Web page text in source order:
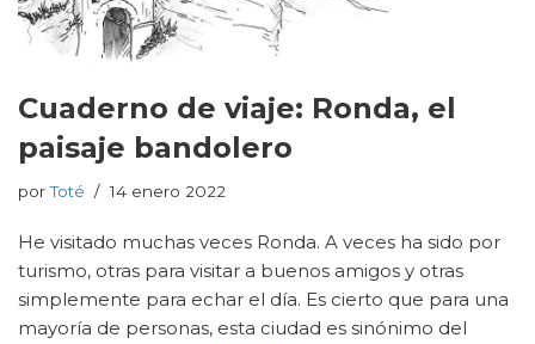
Cuaderno de viaje: Ronda, el
paisaje bandolero
porToté 14 enero 2022
He visitado muchas veces Ronda. A veces ha sido por
turismo, otras para visitar a buenos amigos y otras
simplemente para echar el día. Es cierto que para una
mayoría de personas, esta ciudad es sinónimo del